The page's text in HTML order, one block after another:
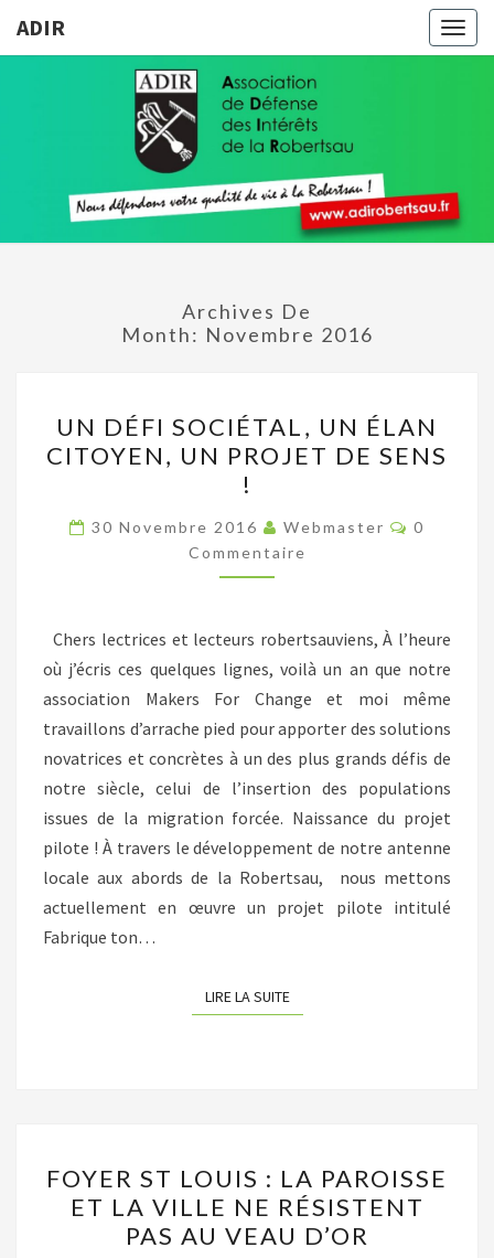
ADIR
ADIR
Votre
Qualité
De Vie À
Robertsau
Archives De
Month: Novembre 2016
DÉFI
SOCIÉTAL,
UN
ÉLAN
CITOYEN,
UN
DE
SENS
UN DÉFI SOCIÉTAL, UN ÉLAN
CITOYEN, UN PROJET DE SENS
!
30 Novembre 2016 Webmaster
0
Commentaire
Chers lectrices et lecteurs robertsauviens, À l’heure
où j’écris ces quelques lignes, voilà un an que notre
association Makers For Change et moi même
travaillons d’arrache pied pour apporter des solutions
novatrices et concrètes à un des plus grands défis de
notre siècle, celui de l’insertion des populations
issues de la migration forcée. Naissance du projet
pilote ! À travers le développement de notre antenne
locale aux abords de la Robertsau, nous mettons
actuellement en œuvre un projet pilote intitulé
Fabrique ton…
LIRE LA SUITELIRE LA SUITE
ST
LOUIS
:
FOYER ST LOUIS : LA PAROISSE
ET LA VILLE NE RÉSISTENT
PAS AU VEAU D’OR